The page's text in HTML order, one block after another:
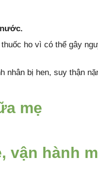
ho vì có thể gây
nhân bị hen, suy thận
mẹ
vận hành